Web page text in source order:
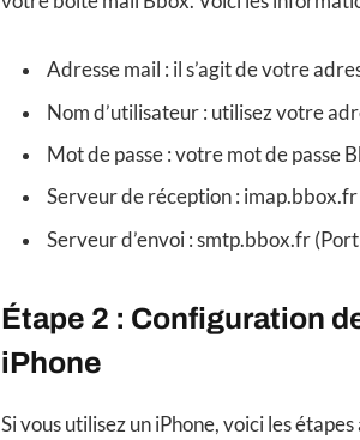
Adresse mail : il s’agit de votre
Nom d’utilisateur : utilisez votre
Mot de passe : votre mot de passe
Serveur de réception : imap.bbox.fr
Serveur d’envoi : smtp.bbox.fr
Étape 2 : Configuration
iPhone
Si vous utilisez un iPhone, voici les